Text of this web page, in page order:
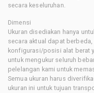
secara keseluruhan.
Dimensi
Ukuran disediakan hanya
secara aktual dapat
konfigurasi/posisi alat berat
untuk mengukur seluruh
pelelangan kami untuk
Semua ukuran harus
ukuran ini untuk tujuan